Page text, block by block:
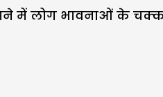
लोग भावनाओं के चक्कर